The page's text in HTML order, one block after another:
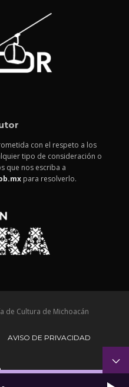
con el respeto a los
tipo de consideración o
que nos escriba a
para resolverlo.
de Cultura de Michoacán
AVISO DE PRIVACIDAD